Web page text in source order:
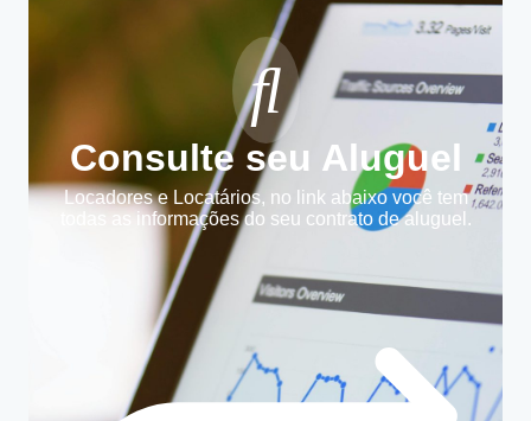
Consulte seu Aluguel
Locadores e Locatários, no link abaixo você tem
todas as informações do seu contrato de aluguel.